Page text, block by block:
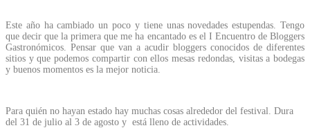
Este año ha cambiado un poco y tiene unas novedades estupendas. Tengo
que decir que la primera que me ha encantado es el I Encuentro de Bloggers
Gastronómicos. Pensar que van a acudir bloggers conocidos de diferentes
sitios y que podemos compartir con ellos mesas redondas, visitas a bodegas
y buenos momentos es la mejor noticia.
Para quién no hayan estado hay muchas cosas alrededor del festival. Dura
del 31 de julio al 3 de agosto y está lleno de actividades.